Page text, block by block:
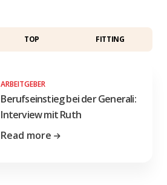
TOP FITTING
ARBEITGEBER
Berufseinstieg bei der Generali:
Interview mit Ruth
Read more